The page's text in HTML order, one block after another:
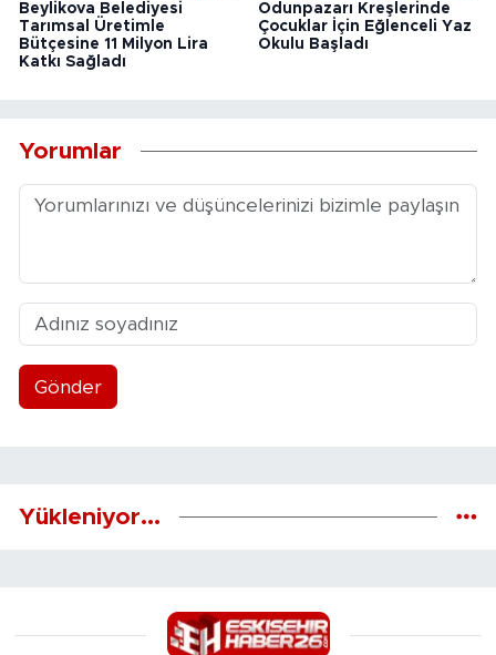
Beylikova Belediyesi
Tarımsal Üretimle
Bütçesine 11 Milyon Lira
Katkı Sağladı
Odunpazarı Kreşlerinde
Çocuklar İçin Eğlenceli Yaz
Okulu Başladı
Yorumlar
Gönder
Yükleniyor...